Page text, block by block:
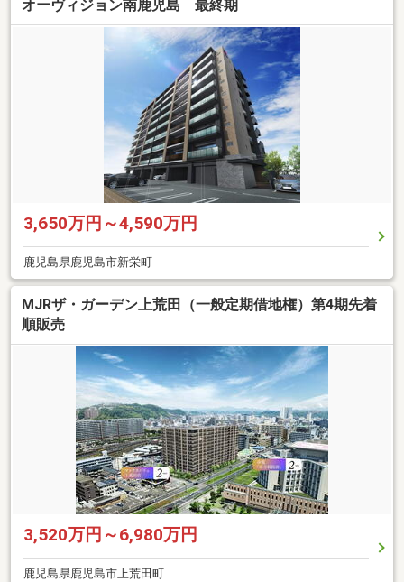
オーヴィジョン南鹿児島 最終期
3,650万円～4,590万円
鹿児島県鹿児島市新栄町
MJRザ・ガーデン上荒田（一般定期借地権）第4期先着
順販売
3,520万円～6,980万円
鹿児島県鹿児島市上荒田町